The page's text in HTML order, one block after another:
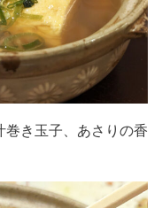
き玉子、あさりの香